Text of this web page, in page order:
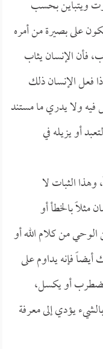
ويتباين بحسب
على بصيرة من أمره
فأن الإنسان يثاب
فعل الإنسان ذلك
فيه ولا يدري ما مستند
أو يزيله في
الثبات لا
بالخطأ أو
الوحي من كلام الله أو
فإنه يداوم على
أو يكسل،
يؤدي إلى معرفة